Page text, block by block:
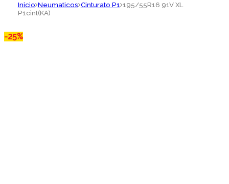
Inicio Neumaticos Cinturato P1 195/55R16 91V XL
P1cint(KA)
-25%